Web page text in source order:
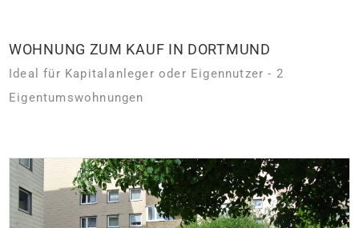
WOHNUNG ZUM KAUF IN DORTMUND
Ideal für Kapitalanleger oder Eigennutzer - 2
Eigentumswohnungen